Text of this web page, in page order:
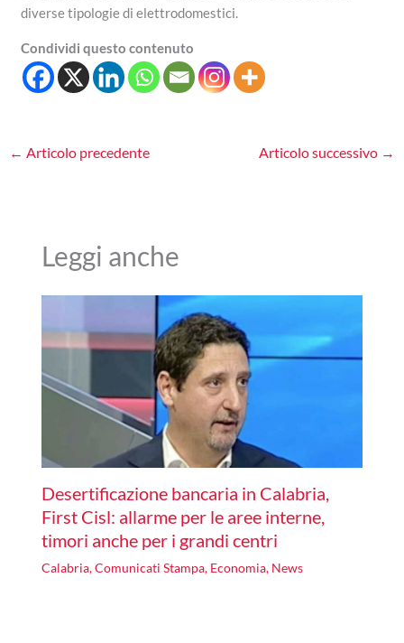
diverse tipologie di elettrodomestici.
Condividi questo contenuto
← Articolo precedente Articolo successivo →
Leggi anche
Desertificazione bancaria in Calabria,
First Cisl: allarme per le aree interne,
timori anche per i grandi centri
Calabria,Comunicati Stampa, Economia, News